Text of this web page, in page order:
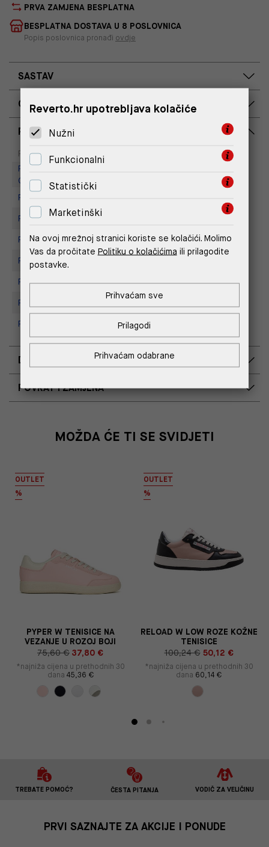
PRVA ZAMJENA BESPLATNA
BESPLATNA DOSTAVA U 8 POSLOVNICA
Popis poslovnica pronađi ovdje
SASTAV
OPIS PROIZVODA
RASPOLOŽIVOST PO POSLOVNICAMA
Poslovnica
Na upit
Replay Outlet Store, Designer
Outlet Croatia
Replay store, Arena centar
Replay Store, City Center One
Replay Store, Joker Centar
Replay Store, Mall of Split
Replay store, Tower Centar
Replay Store, Supernova Zadar
Replay Outlet Store, Split
DOSTAVA
POVRAT I ZAMJENA
MOŽDA ĆE TI SE SVIDJETI
OUTLET
%
PYPER W TENISICE NA
VEZANJE U ROZOJ BOJI
75,60 € 37,80 €
*najniža cijena u prethodnih 30
dana 45,36 €
OUTLET
%
RELOAD W LOW ROZE KOŽNE
TENISICE
100,24 € 50,12 €
*najniža cijena u prethodnih 30
dana 60,14 €
TREBATE POMOĆ? ČESTA PITANJA VODIČ ZA VELIČINU
PRVI SAZNAJTE ZA AKCIJE I PONUDE
Reverto.hr upotrebljava kolačiće
Nužni
Funkcionalni
Statistički
Marketinški
Na ovoj mrežnoj stranici koriste se kolačići. Molimo
Vas da pročitate Politiku o kolačićima ili prilagodite
postavke.
Prihvaćam odabrane
Prilagodi
Prihvaćam sve